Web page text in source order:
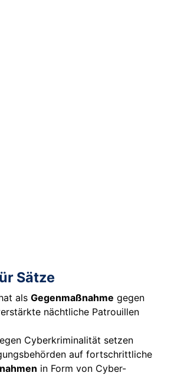
Sätze
als Gegenmaßnahme gegen
nächtliche Patrouillen
Cyberkriminalität setzen
auf fortschrittliche
in Form von Cyber-